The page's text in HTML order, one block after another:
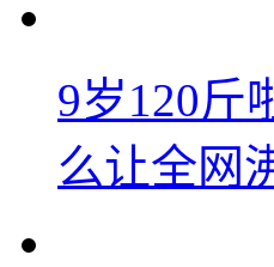
9岁120斤
么让全网